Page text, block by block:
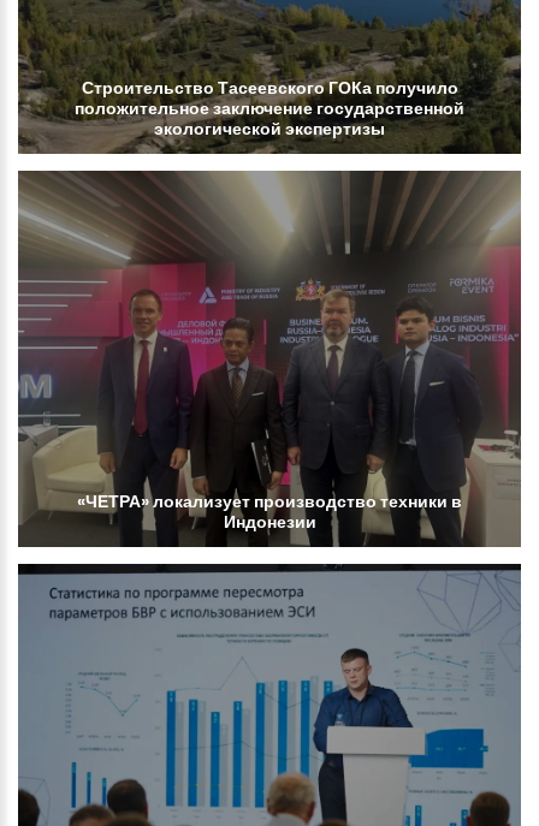
СтроительствоТасеевскогоГОКаполучило
положительноезаключениегосударственной
экологической экспертизы
«ЧЕТРА»локализует производствотехники в
Индонезии